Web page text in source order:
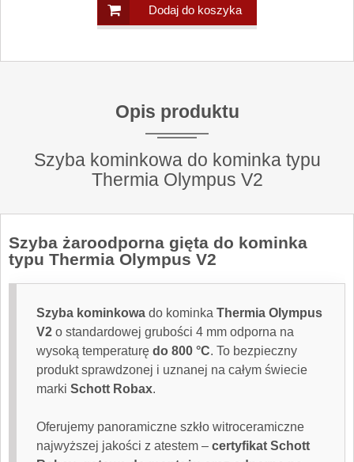
Dodaj do koszyka
Opis produktu
Szyba kominkowa do kominka typu
Thermia Olympus V2
Szyba żaroodporna gięta do kominka
typu Thermia Olympus V2
Szyba kominkowa do kominka Thermia Olympus
V2 o standardowej grubości 4 mm odporna na
wysoką temperaturę do 800 °C. To bezpieczny
produkt sprawdzonej i uznanej na całym świecie
marki Schott Robax.
Oferujemy panoramiczne szkło witroceramiczne
najwyższej jakości z atestem – certyfikat Schott